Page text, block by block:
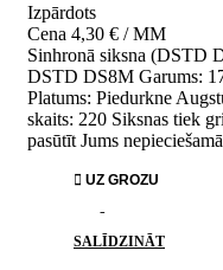
Izpārdots
Cena 4,30 € / MM
Sinhronā siksna (DSTD
DSTD DS8M Garums:
Platums: Piedurkne
skaits: 220 Siksnas tiek
pasūtīt Jums
 UZ GROZU
SALĪDZINĀT